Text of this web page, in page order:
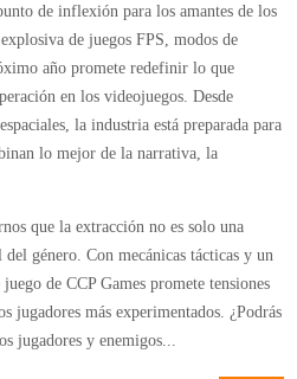
de inflexión para los amantes de los
de juegos FPS, modos de
año promete redefinir lo que
en los videojuegos. Desde
la industria está preparada para
lo mejor de la narrativa, la
que la extracción no es solo una
género. Con mecánicas tácticas y un
de CCP Games promete tensiones
jugadores más experimentados. ¿Podrás
jugadores y enemigos...